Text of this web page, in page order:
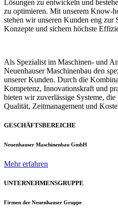
Lösungen zu entwickeln und
zu optimieren. Mit unserem Know-
stehen wir unseren Kunden eng zur
Konzepte und sichern höchste
Als Spezialist im Maschinen- und
Neuenhauser Maschinenbau den
unserer Kunden. Durch die
Kompetenz, Innovationskraft und
bieten wir zuverlässige Systeme,
Qualität, Zeitmanagement und
GESCHÄFTSBEREICHE
Neuenhauser Maschinenbau GmbH
Mehr erfahren
UNTERNEHMENSGRUPPE
Firmen der Neuenhauser Gruppe